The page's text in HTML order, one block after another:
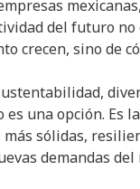
del futuro no
crecen, sino de
es una opción. Es
sólidas,
demandas del